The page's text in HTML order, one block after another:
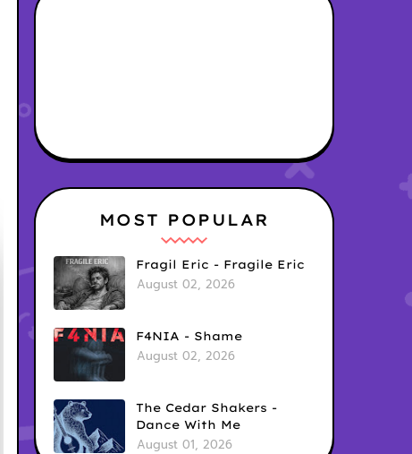
MOST POPULAR
Fragil Eric - Fragile Eric
August 02, 2026
F4NIA - Shame
August 02, 2026
The Cedar Shakers -
Dance With Me
August 01, 2026